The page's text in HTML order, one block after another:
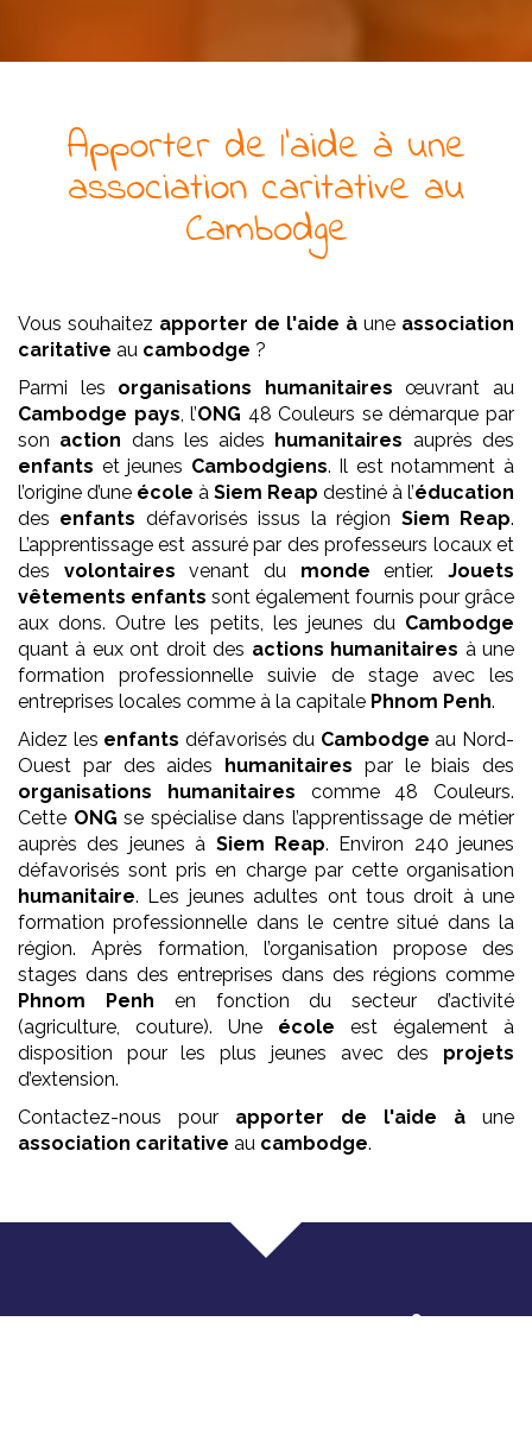
Apporter de l'aide à une
association caritative au
Cambodge
Vous souhaitez apporter de l'aide à une association
caritative au cambodge ?
Parmi les organisations humanitaires œuvrant au
Cambodge pays , l’ONG 48 Couleurs se démarque par
son action dans les aides humanitaires auprès des
enfants et jeunes Cambodgiens. Il est notamment à
l’origine d’une école à Siem Reap destiné à l’éducation
des enfants défavorisés issus la région Siem Reap.
L’apprentissage est assuré par des professeurs locaux et
des volontaires venant du monde entier.Jouets
vêtements enfants sont également fournis pour grâce
aux dons. Outre les petits, les jeunes du Cambodge
quant à eux ont droit des actions humanitaires à une
formation professionnelle suivie de stage avec les
entreprises locales comme à la capitale Phnom Penh.
Aidez les enfants défavorisés du Cambodge au Nord-
Ouest par des aides humanitaires par le biais des
organisations humanitaires comme 48 Couleurs.
Cette ONG se spécialise dans l’apprentissage de métier
auprès des jeunes à Siem Reap. Environ 240 jeunes
défavorisés sont pris en charge par cette organisation
humanitaire. Les jeunes adultes ont tous droit à une
formation professionnelle dans le centre situé dans la
région. Après formation, l’organisation propose des
stages dans des entreprises dans des régions comme
Phnom Penh en fonction du secteur d’activité
(agriculture, couture). Une école est également à
disposition pour les plus jeunes avec des projets
d’extension.
Contactez-nous pour apporter de l'aide à une
association caritative au cambodge.